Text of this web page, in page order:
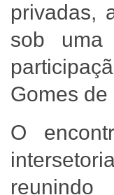
privadas,
sob uma
Gomes
O